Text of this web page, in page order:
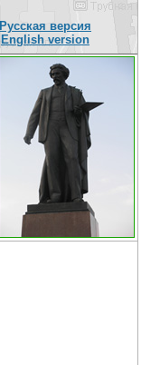
Русская версия
English version